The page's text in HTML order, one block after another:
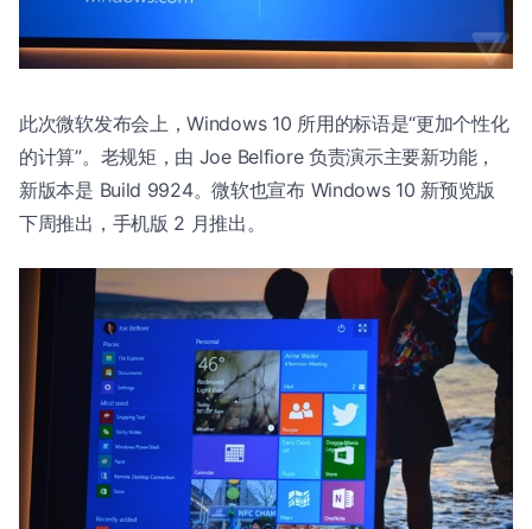
此次微软发布会上，Windows 10 所用的标语是“更加个性化
的计算”。老规矩，由 Joe Belfiore 负责演示主要新功能，
新版本是 Build 9924。微软也宣布 Windows 10 新预览版
下周推出，手机版 2 月推出。